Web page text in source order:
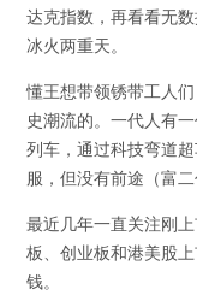
达克指数，再看看无
冰火两重天。
懂王想带领锈带工人
史潮流的。一代人有
列车，通过科技弯道
服，但没有前途（富二
最近几年一直关注刚
板、创业板和港美股
钱。